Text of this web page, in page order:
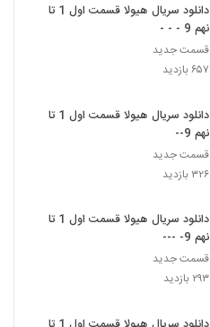
دانلود سریال هیولا قسمت اول 1 تا
نهم 9 - - -
قسمت جدید
۶۵۷ بازدید
دانلود سریال هیولا قسمت اول 1 تا
نهم 9--
قسمت جدید
۳۲۶ بازدید
دانلود سریال هیولا قسمت اول 1 تا
نهم 9- ---
قسمت جدید
۲۹۳ بازدید